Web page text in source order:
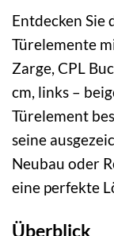
Entdecken Sie
Türelemente
Zarge, CPL
cm, links –
Türelement
seine
Neubau oder
eine perfekte
Überblick